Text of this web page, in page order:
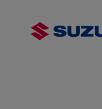
de inhoud
gaan